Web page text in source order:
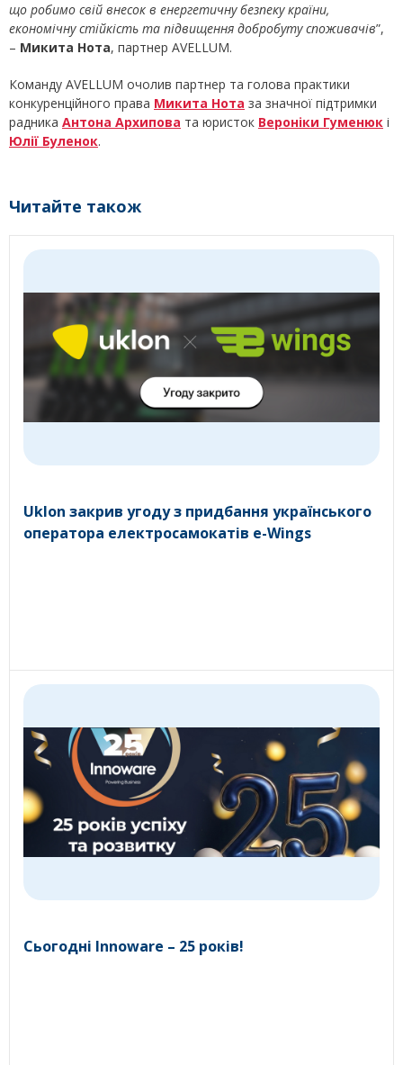
що робимо свій внесок в енергетичну безпеку країни,
економічну стійкість та підвищення добробуту споживачів”,
– Микита Нота, партнер AVELLUM.
Команду AVELLUM очолив партнер та голова практики
конкуренційного права Микита Нота за значної підтримки
радника Антона Архипова та юристок Вероніки Гуменюк і
Юлії Буленок.
Читайте також
Uklon закрив угоду з придбання українського
оператора електросамокатів e-Wings
Сьогодні Innoware – 25 років!